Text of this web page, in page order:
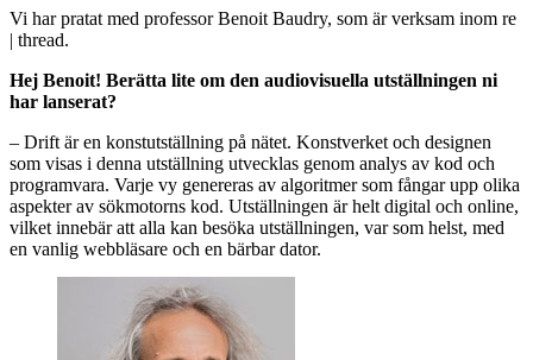
Vi har pratat med professor Benoit Baudry, som är verksam inom re
| thread.
Hej Benoit! Berätta lite om den audiovisuella utställningen ni
har lanserat?
– Drift är en konstutställning på nätet. Konstverket och designen
som visas i denna utställning utvecklas genom analys av kod och
programvara. Varje vy genereras av algoritmer som fångar upp olika
aspekter av sökmotorns kod. Utställningen är helt digital och online,
vilket innebär att alla kan besöka utställningen, var som helst, med
en vanlig webbläsare och en bärbar dator.